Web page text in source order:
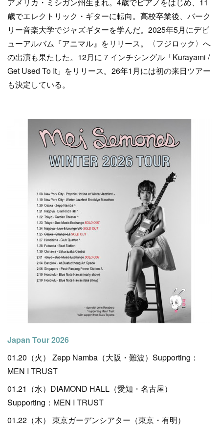
歳でエレクトリック・ギターに転向。高校卒業後、バーク
リー音楽大学でジャズギターを学んだ。2025年5月にデビ
ューアルバム『アニマル』をリリース。〈フジロック〉へ
の出演も果たした。12月に７インチシングル「Kurayami /
Get Used To It」をリリース。26年1月には初の来日ツアー
も決定している。
Japan Tour 2026
01.20（火） Zepp Namba（大阪・難波）Supporting：
MEN I TRUST
01.21（水）DIAMOND HALL（愛知・名古屋）
Supporting：MEN I TRUST
01.22（木） 東京ガーデンシアター（東京・有明）